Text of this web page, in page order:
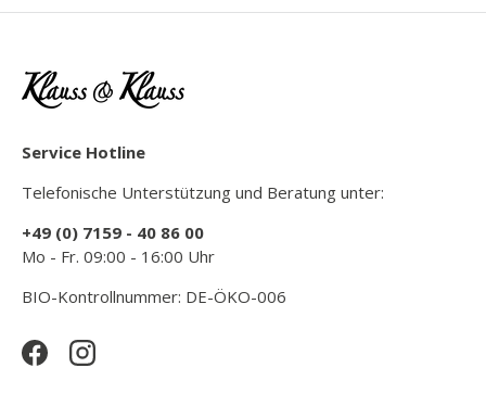
Service Hotline
Telefonische Unterstützung und Beratung unter:
+49 (0) 7159 - 40 86 00
Mo - Fr. 09:00 - 16:00 Uhr
BIO-Kontrollnummer: DE-ÖKO-006
FacebookInstagram